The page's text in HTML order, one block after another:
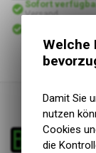
Sofort
Versand
Welche
Damit Sie
nutzen
Cookies
die